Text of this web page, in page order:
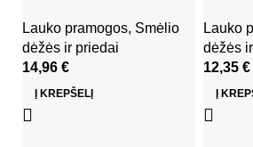
Lauko pramogos, Smėlio
dėžės ir priedai
14,96 €
Į KREPŠELĮ
Lauko
dėžės
12,35 €
Į